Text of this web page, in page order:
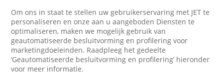
Om ons in staat te stellen uw gebruikerservaring met JET te
personaliseren en onze aan u aangeboden Diensten te
optimaliseren, maken we mogelijk gebruik van
geautomatiseerde besluitvorming en profilering voor
marketingdoeleinden. Raadpleeg het gedeelte
‘Geautomatiseerde besluitvorming en profilering’ hieronder
voor meer informatie.